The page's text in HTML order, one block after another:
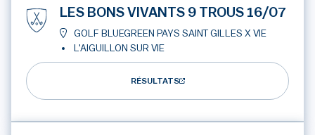
LES BONS VIVANTS 9 TROUS 16/07
GOLF BLUEGREEN PAYS SAINT GILLES X VIE
L'AIGUILLON SUR VIE
RÉSULTATS